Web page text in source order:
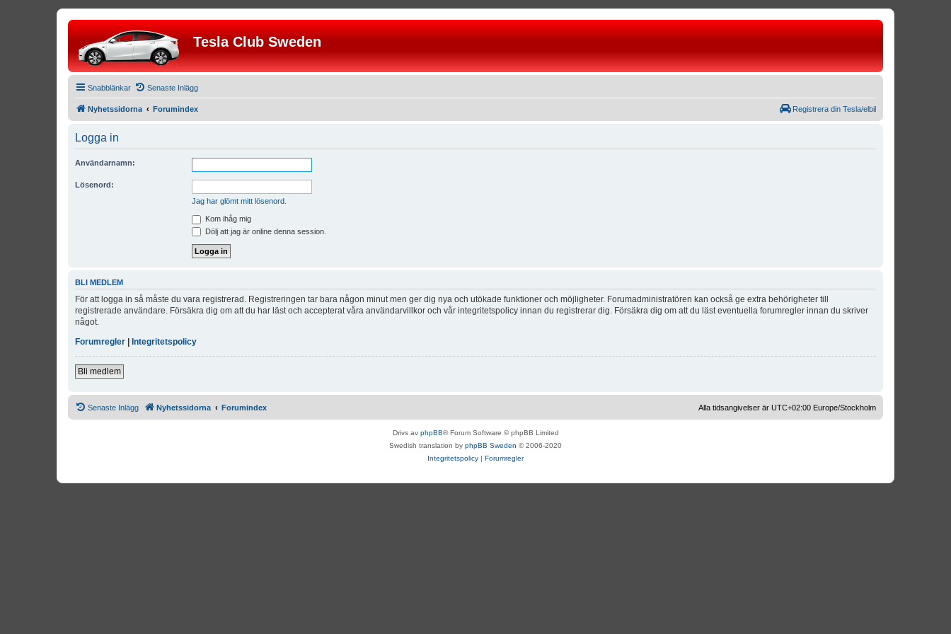
Tesla Club Sweden
Snabblänkar Senaste Inlägg
Nyhetssidorna Forumindex Registrera din Tesla/elbil
Logga in
Användarnamn:
Lösenord:
Jag har glömt mitt lösenord.
Kom ihåg mig
Dölj att jag är online denna session.
BLI MEDLEM
För att logga in så måste du vara registrerad. Registreringen tar bara någon minut men ger dig nya och utökade funktioner och möjligheter. Forumadministratören kan också ge extra behörigheter till
registrerade användare. Försäkra dig om att du har läst och accepterat våra användarvillkor och vår integritetspolicy innan du registrerar dig. Försäkra dig om att du läst eventuella forumregler innan du skriver
något.
Forumregler | Integritetspolicy
Bli medlem
Senaste Inlägg Nyhetssidorna Forumindex Alla tidsangivelser är UTC+02:00 Europe/Stockholm
Drivs av phpBB® Forum Software © phpBB Limited
Swedish translation by phpBB Sweden © 2006-2020
Integritetspolicy | Forumregler